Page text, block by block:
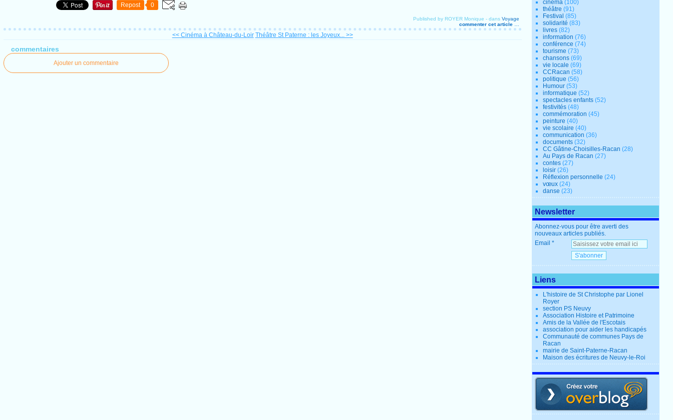
Repost 0
Published by ROYER Monique -dans Voyage
commenter cet article
<< Cinéma à Château-du-Loir Théâtre St Paterne : les Joyeux... >>
commentaires
Ajouter un commentaire
cinéma (100)
théâtre (91)
Festival (85)
solidarité (83)
livres (82)
information (76)
conférence (74)
tourisme (73)
chansons (69)
vie locale (69)
CCRacan (58)
politique (56)
Humour (53)
informatique (52)
spectacles enfants (52)
festivités (48)
commémoration (45)
peinture (40)
vie scolaire (40)
communication (36)
documents (32)
CC Gâtine-Choisilles-Racan (28)
Au Pays de Racan (27)
contes (27)
loisir (26)
Réflexion personnelle (24)
vœux (24)
danse (23)
Newsletter
Abonnez-vous pour être averti des
nouveaux articles publiés.
Email
Liens
L'histoire de St Christophe par Lionel
Royer
section PS Neuvy
Association Histoire et Patrimoine
Amis de la Vallée de l'Escotais
association pour aider les handicapés
Communauté de communes Pays de
Racan
mairie de Saint-Paterne-Racan
Maison des écritures de Neuvy-le-Roi